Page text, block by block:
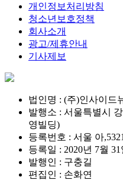
개인정보처리방침
청소년보호정책
회사소개
광고/제휴안내
기사제보
법인명 : (주)인사이드
발행소 : 서울특별시
영빌딩)
등록번호 : 서울 아
등록일 : 2020년 7월 31
발행인 : 구충길
편집인 : 손화연